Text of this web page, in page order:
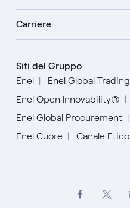
Carriere
Siti del Gruppo
Enel
Enel Global Trading
Enel Open Innovability®
Enel Global Procurement
Enel Cuore
Canale Etico